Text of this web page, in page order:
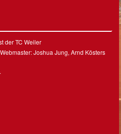
der TC Weiler
Joshua Jung, Arnd Kösters
.